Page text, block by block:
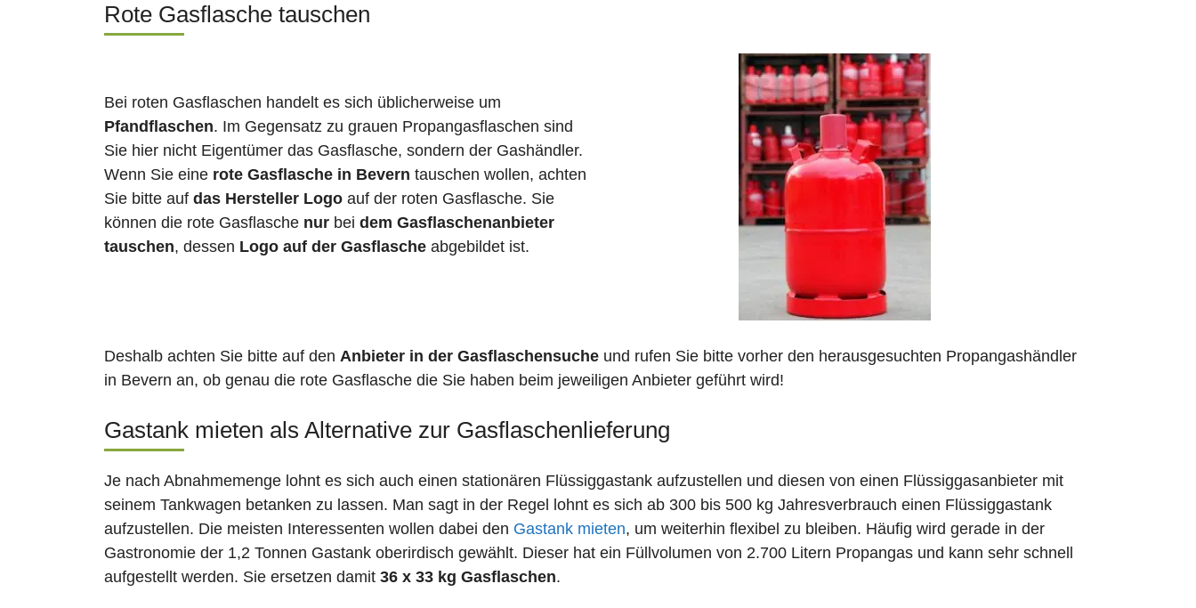
Rote Gasflasche tauschen
Bei roten Gasflaschen handelt es sich üblicherweise um
Pfandflaschen. Im Gegensatz zu grauen Propangasflaschen sind
Sie hier nicht Eigentümer das Gasflasche, sondern der Gashändler.
Wenn Sie eine rote Gasflasche in Bevern tauschen wollen, achten
Sie bitte auf das Hersteller Logo auf der roten Gasflasche. Sie
können die rote Gasflasche nur bei dem Gasflaschenanbieter
tauschen, dessen Logo auf der Gasflasche abgebildet ist.
Deshalb achten Sie bitte auf den Anbieter in der Gasflaschensuche und rufen Sie bitte vorher den herausgesuchten Propangashändler
in Bevern an, ob genau die rote Gasflasche die Sie haben beim jeweiligen Anbieter geführt wird!
Gastank mieten als Alternative zur Gasflaschenlieferung
Je nach Abnahmemenge lohnt es sich auch einen stationären Flüssiggastank aufzustellen und diesen von einen Flüssiggasanbieter mit
seinem Tankwagen betanken zu lassen. Man sagt in der Regel lohnt es sich ab 300 bis 500 kg Jahresverbrauch einen Flüssiggastank
aufzustellen. Die meisten Interessenten wollen dabei den Gastank mieten, um weiterhin flexibel zu bleiben. Häufig wird gerade in der
Gastronomie der 1,2 Tonnen Gastank oberirdisch gewählt. Dieser hat ein Füllvolumen von 2.700 Litern Propangas und kann sehr schnell
aufgestellt werden. Sie ersetzen damit 36 x 33 kg Gasflaschen.